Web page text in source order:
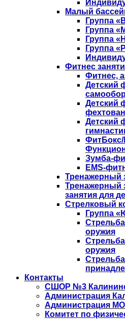
Малый
Группа
Группа
Группа
Группа
Фитнес
Фитнес,
Детский
Детский
Детский
Зумба-
EMS-
Тренажерный
Тренажерный
занятия для
Стрелковый
Группа
оружия
оружия
Контакты
СШОР №3
Администрация
Администрация
Комитет по